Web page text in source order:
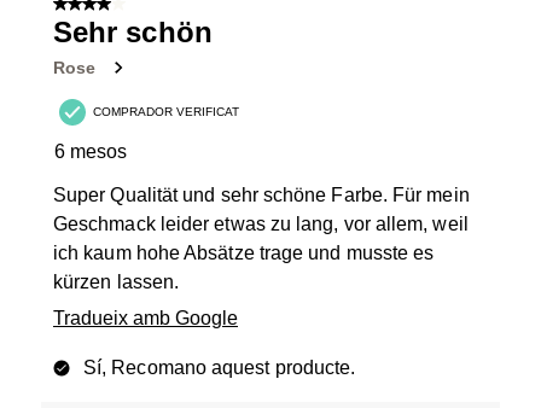
4 de 5 estrelles.
Sehr schön
Rose
COMPRADOR VERIFICAT
6 mesos
Super Qualität und sehr schöne Farbe. Für mein
Geschmack leider etwas zu lang, vor allem, weil
ich kaum hohe Absätze trage und musste es
kürzen lassen.
Tradueix amb Google
Sí, Recomano aquest producte.